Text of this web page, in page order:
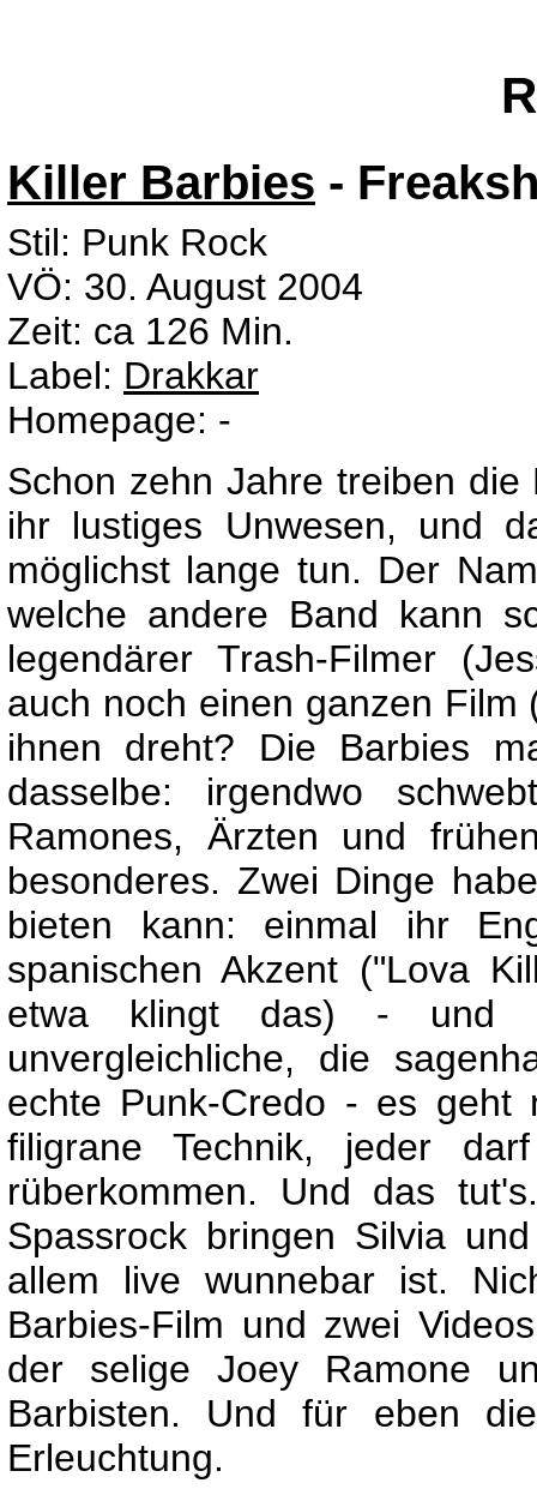
Killer Barbies -
Stil: Punk Rock
VÖ: 30. August 2004
Zeit: ca 126 Min.
Label: Drakkar
Homepage: -
Schon zehn Jahre treiben
ihr lustiges Unwesen, und
möglichst lange tun. Der
welche andere Band kann
legendärer Trash-Filmer
auch noch einen ganzen
ihnen dreht? Die Barbies
dasselbe: irgendwo
Ramones, Ärzten und
besonderes. Zwei Dinge
bieten kann: einmal ihr
spanischen Akzent ("Lova
etwa klingt das) - und
unvergleichliche, die
echte Punk-Credo - es geht
filigrane Technik, jeder
rüberkommen. Und das
Spassrock bringen Silvia
allem live wunnebar ist.
Barbies-Film und zwei
der selige Joey Ramone
Barbisten. Und für eben
Erleuchtung.